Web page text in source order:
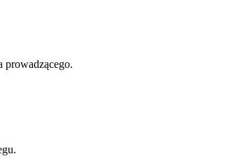
prowadzącego.